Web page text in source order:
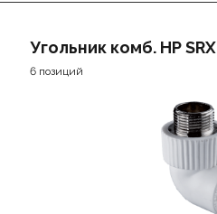
Угольник комб. НР SRX
6 позиций